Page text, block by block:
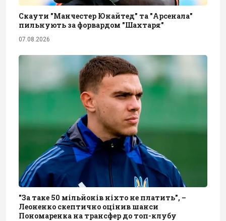
Скаути "Манчестер Юнайтед" та "Арсенала"
пильнують за форвардом "Шахтаря"
07.08.2026
"За таке 50 мільйонів ніхто не платить", –
Леоненко скептично оцінив шанси
Пономаренка на трансфер до топ-клубу